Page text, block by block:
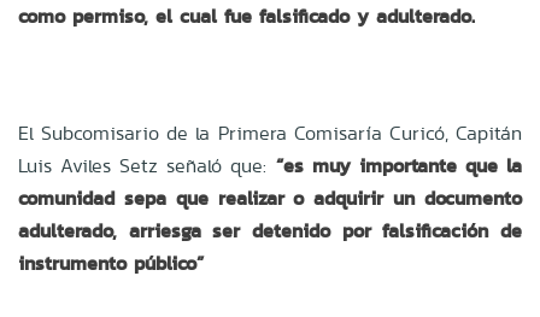
como permiso, el cual fue falsificado y adulterado.
El Subcomisario de la Primera Comisaría Curicó, Capitán
Luis Aviles Setz señaló que: “es muy importante que la
comunidad sepa que realizar o adquirir un documento
adulterado, arriesga ser detenido por falsificación de
instrumento público”